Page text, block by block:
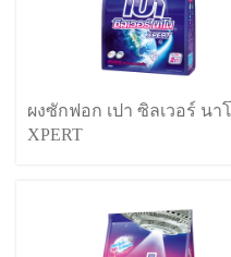
ผงซักฟอก เปา ซิลเวอร์ นา
XPERT